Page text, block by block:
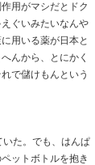
用がマシだとドク
ぐいみたいなんや
用いる薬が日本と
んから、とにかく
で儲けもんという
た。でも、はんぱ
ットボトルを抱き